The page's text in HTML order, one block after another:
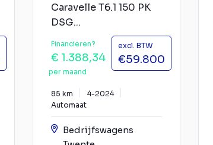
Caravelle T6.1 150 PK
DSG...
Financieren?
€ 1.388,34
per maand
excl. BTW
€59.800
85 km
4-2024
Automaat
Bedrijfswagens